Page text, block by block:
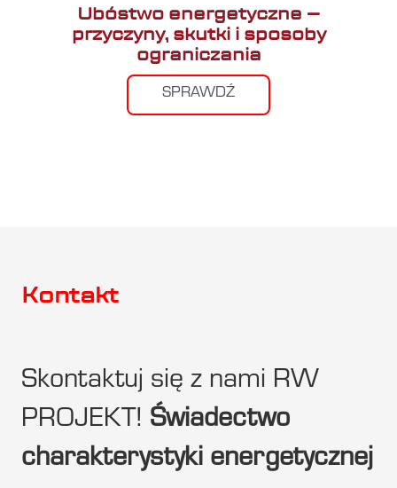
Ubóstwo energetyczne –
przyczyny, skutki i sposoby
ograniczania
SPRAWDŹ
Kontakt
Skontaktuj się z nami RW
PROJEKT! Świadectwo
charakterystyki energetycznej